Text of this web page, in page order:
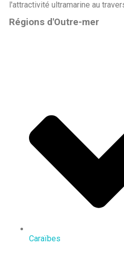
l'attractivité ultramarine au
Régions d'Outre-mer
Caraïbes